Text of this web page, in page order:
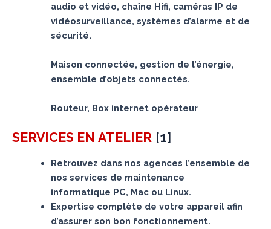
audio et vidéo, chaîne Hifi, caméras IP de
vidéosurveillance, systèmes d’alarme et de
sécurité.
Maison connectée, gestion de l’énergie,
ensemble d’objets connectés.
Routeur, Box internet opérateur
SERVICES EN ATELIER [1]
Retrouvez dans nos agences l’ensemble de
nos services de maintenance
informatique PC, Mac ou Linux.
Expertise complète de votre appareil afin
d’assurer son bon fonctionnement.